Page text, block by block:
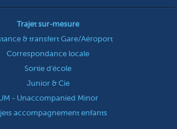
Trajet sur-mesure
& transfert Gare/Aéroport
Correspondance locale
Sortie d'école
Junior & Cie
- Unaccompanied Minor
accompagnement enfants